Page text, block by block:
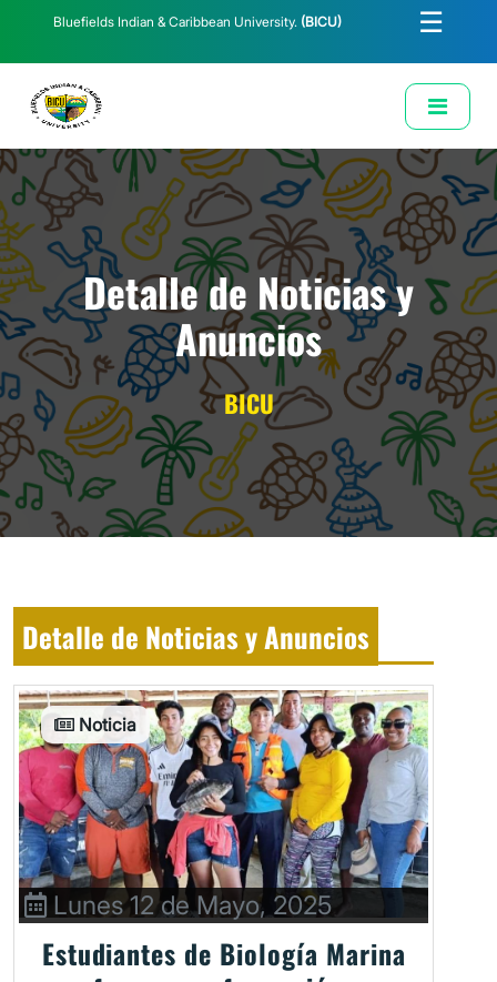
Bluefields Indian & Caribbean University. (BICU) ☰
Solicitud de Correo Institucional
Detalle de Noticias y
Anuncios
BICU
Detalle de Noticias y Anuncios
Noticia
Lunes 12 de Mayo, 2025
Estudiantes de Biología Marina